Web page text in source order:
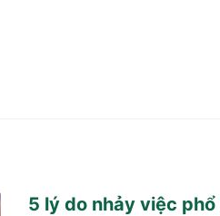
5 lý do nhảy việc